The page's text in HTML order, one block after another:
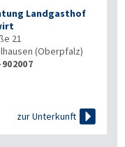
Landgasthof
21
(Oberpfalz)
zur Unterkunft 